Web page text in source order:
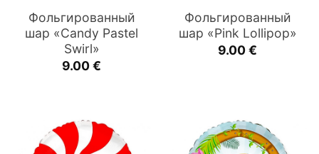
Фольгированный
шар «Candy Pastel
Swirl»
9.00€
Фольгированный
шар «Pink Lollipop»
9.00€